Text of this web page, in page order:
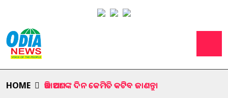
HOME ଆଜି ଆପଣଙ୍କ ଦିନ କେମିତି କଟିବ ଜାଣନ୍ତୁ।